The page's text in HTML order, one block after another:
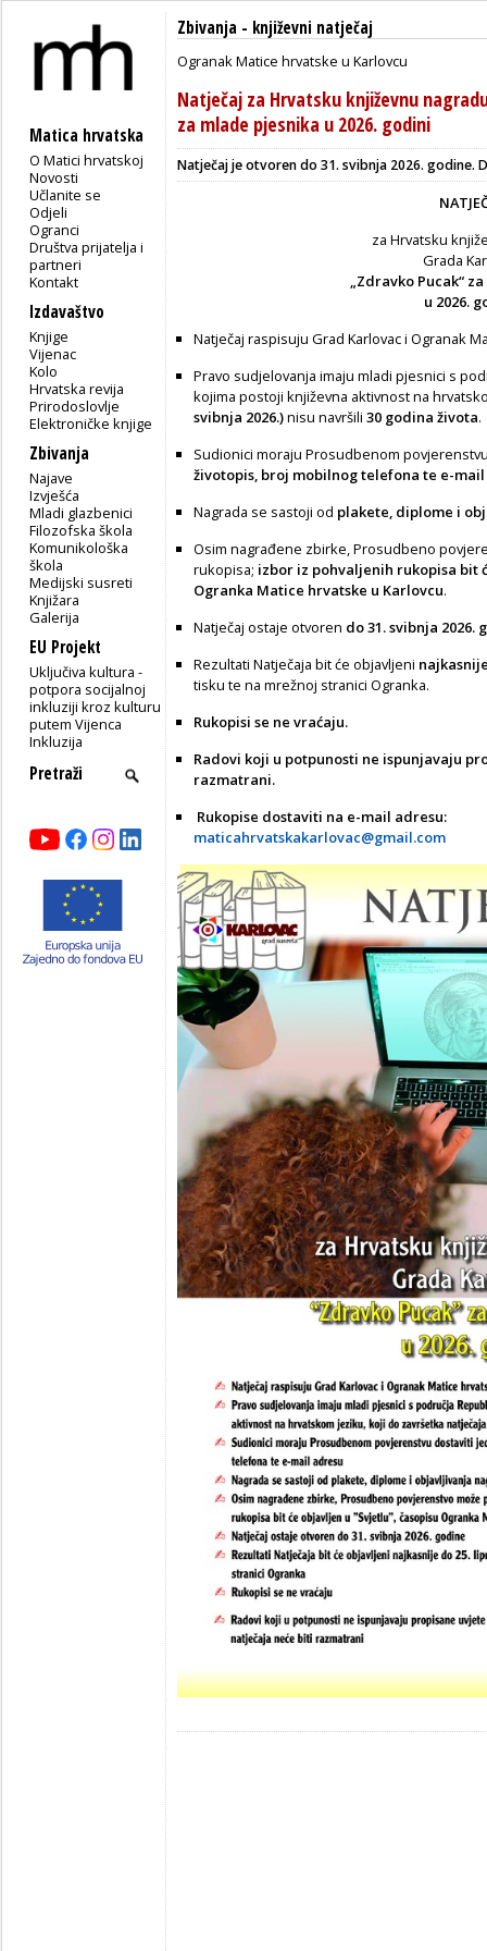
Matica hrvatska
O Matici hrvatskoj
Novosti
Učlanite se
Odjeli
Ogranci
Društva prijatelja i
partneri
Kontakt
Izdavaštvo
Knjige
Vijenac
Kolo
Hrvatska revija
Prirodoslovlje
Elektroničke knjige
Zbivanja
Najave
Izvješća
Mladi glazbenici
Filozofska škola
Komunikološka
škola
Medijski susreti
Knjižara
Galerija
EU Projekt
Uključiva kultura -
potpora socijalnoj
inkluziji kroz kulturu
putem Vijenca
Inkluzija
Zbivanja - književni natječaj
Ogranak Matice hrvatske u Karlovcu
Natječaj za Hrvatsku književnu
za mlade pjesnika u 2026. godini
Natječaj je otvoren do 31. svibnja 2026. godine.
za Hrvatsku
Grada
„Zdravko Pucak“
u 2026.
Natječaj raspisuju Grad Karlovac i Ogranak
Pravo sudjelovanja imaju mladi pjesnici s
kojima postoji književna aktivnost na
svibnja 2026.)nisu navršili 30 godina života.
Sudionici moraju Prosudbenom
životopis, broj mobilnog telefona te e-
Nagrada se sastoji od plakete, diplome i
Osim nagrađene zbirke, Prosudbeno
rukopisa; izbor iz pohvaljenih rukopisa bit
Ogranka Matice hrvatske u Karlovcu.
Natječaj ostaje otvoren do 31. svibnja 2026.
Rezultati Natječaja bit će objavljeni
tisku te na mrežnoj stranici Ogranka.
Rukopisi se ne vraćaju.
Radovi koji u potpunosti ne ispunjavaju
razmatrani.
Rukopise dostaviti na e-mail adresu:
maticahrvatskakarlovac@gmail.com